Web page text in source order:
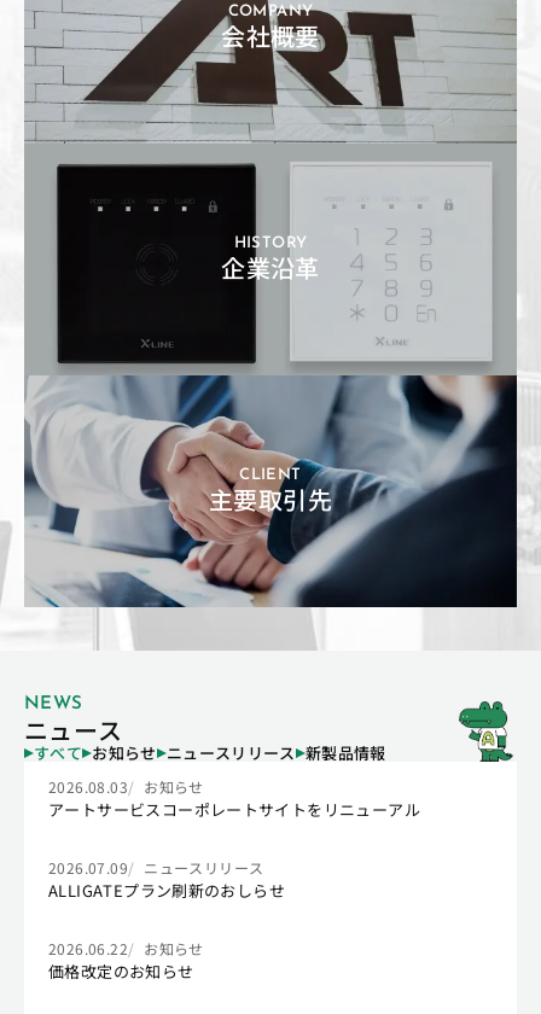
COMPANY
会社概要
HISTORY
企業沿革
CLIENT
主要取引先
NEWS
ニュース
すべて お知らせ ニュースリリース 新製品情報
2026.08.03 お知らせ
アートサービスコーポレートサイトをリニューアル
2026.07.09 ニュースリリース
ALLIGATEプラン刷新のおしらせ
2026.06.22 お知らせ
価格改定のお知らせ